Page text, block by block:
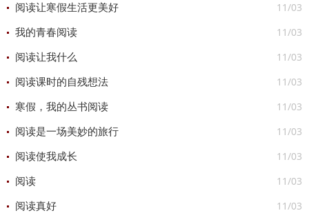
11/03
阅读让寒假生活更美好
11/03
我的青春阅读
11/03
阅读让我什么
11/03
阅读课时的自残想法
11/03
寒假，我的丛书阅读
11/03
阅读是一场美妙的旅行
11/03
阅读使我成长
11/03
阅读
11/03
阅读真好